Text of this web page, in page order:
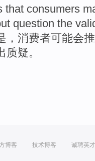
that consumers
question the
， 消费者可能会
质疑。
博客 技术博客 诚聘英才